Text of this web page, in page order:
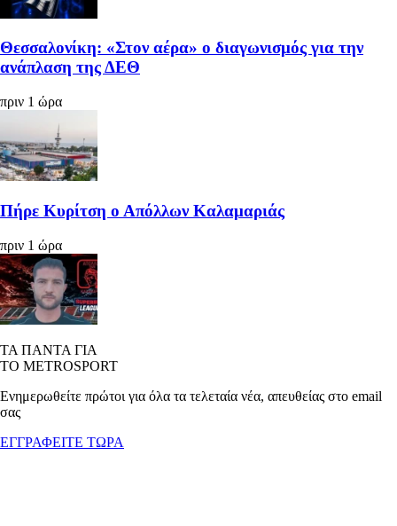
Θεσσαλονίκη: «Στον αέρα» ο διαγωνισμός για την
ανάπλαση της ΔΕΘ
πριν 1 ώρα
Πήρε Κυρίτση ο Απόλλων Καλαμαριάς
πριν 1 ώρα
ΤΑ ΠΑΝΤΑ ΓΙΑ
ΤΟ METROSPORT
Ενημερωθείτε πρώτοι για όλα τα τελεταία νέα, απευθείας στο email
σας
ΕΓΓΡΑΦΕΙΤΕ ΤΩΡΑ